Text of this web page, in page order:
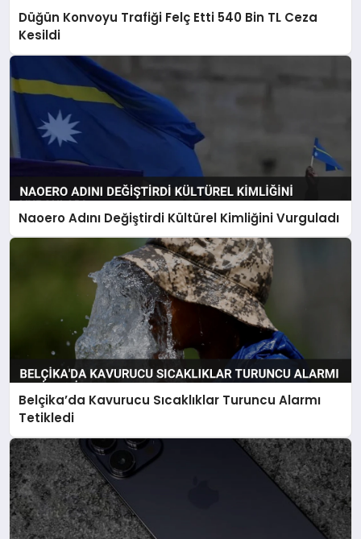
Düğün Konvoyu Trafiği Felç Etti 540 Bin TL Ceza
Kesildi
Naoero Adını Değiştirdi Kültürel Kimliğini Vurguladı
Belçika’da Kavurucu Sıcaklıklar Turuncu Alarmı
Tetikledi